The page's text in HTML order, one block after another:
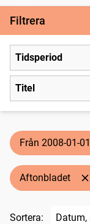
Filtrera
Tidsperiod
Titel
Från 2008-01-01
Aftonbladet
Sortera: